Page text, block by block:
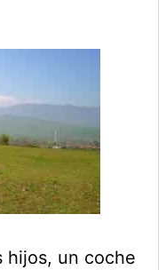
hijos, un coche